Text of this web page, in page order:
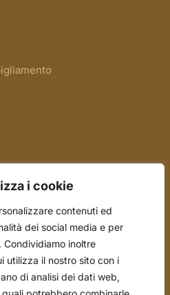
i cookie
contenuti ed
dei social media e per
inoltre
utilizza il nostro sito con i
di analisi dei dati web,